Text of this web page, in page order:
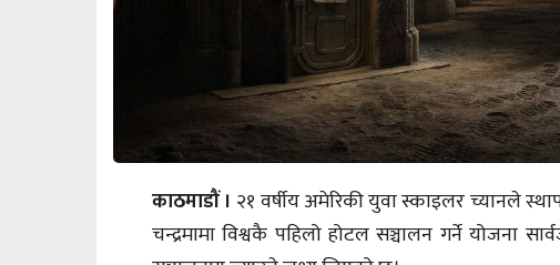
काठमाडौं । २१ वर्षीय अमेरिकी युवा स्काइलर च्यानले
चन्द्रमामा विश्वकै पहिलो होटल सञ्चालन गर्ने योजना